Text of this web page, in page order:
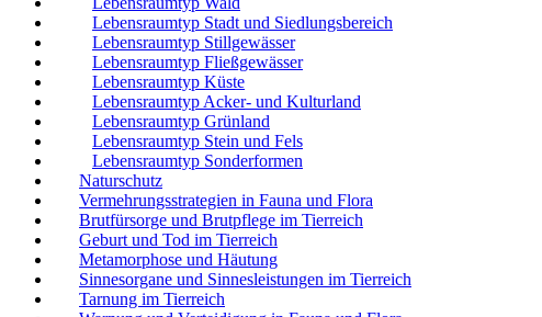
Lebensraumtyp Stadt und Siedlungsbereich
Lebensraumtyp Stillgewässer
Lebensraumtyp Fließgewässer
Lebensraumtyp Küste
Lebensraumtyp Acker- und Kulturland
Lebensraumtyp Grünland
Lebensraumtyp Stein und Fels
Lebensraumtyp Sonderformen
Naturschutz
Vermehrungsstrategien in Fauna und Flora
Brutfürsorge und Brutpflege im Tierreich
Geburt und Tod im Tierreich
Metamorphose und Häutung
Sinnesorgane und Sinnesleistungen im Tierreich
Tarnung im Tierreich